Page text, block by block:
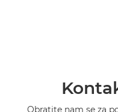
Obratite nam se za